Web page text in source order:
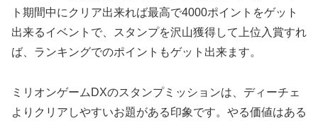
ト期間中にクリア出来れば最高で4000ポイントをゲット
出来るイベントで、スタンプを沢山獲得して上位入賞すれ
ば、ランキングでのポイントもゲット出来ます。
ミリオンゲームDXのスタンプミッションは、ディーチェ
よりクリアしやすいお題がある印象です。やる価値はある